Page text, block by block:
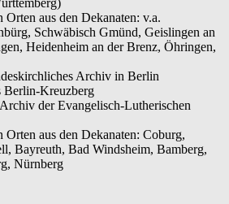
aus den Dekanaten: v.a.
Schwäbisch Gmünd, Geislingen an
Heidenheim an der Brenz, Öhringen,
Archiv in Berlin
Berlin-Kreuzberg
der Evangelisch-Lutherischen
aus den Dekanaten: Coburg,
Bayreuth, Bad Windsheim, Bamberg,
Nürnberg